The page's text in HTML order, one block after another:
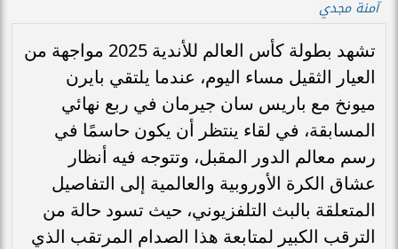
آمنة مجدي
تشهد بطولة كأس العالم للأندية 2025 مواجهة من
العيار الثقيل مساء اليوم، عندما يلتقي بايرن
ميونخ مع باريس سان جيرمان في ربع نهائي
المسابقة، في لقاء ينتظر أن يكون حاسمًا في
رسم معالم الدور المقبل، وتتوجه فيه أنظار
عشاق الكرة الأوروبية والعالمية إلى التفاصيل
المتعلقة بالبث التلفزيوني، حيث تسود حالة من
الترقب الكبير لمتابعة هذا الصدام المرتقب الذي